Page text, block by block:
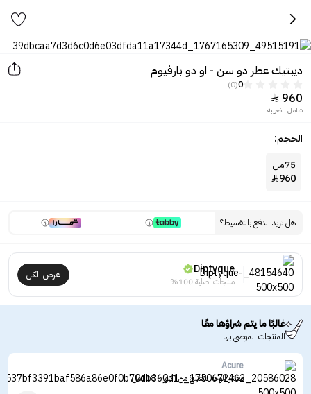
ديبتيك عطر دو سن - او دو بارفيوم
0
(0)
960

شامل الضريبة
الحجم:
75مل
960

هل تريد الدفع بالتقسيط؟
Diptyque
منتجات أصلية 100%
عرض الكل
غالبًا ما يتم شراؤها معًا
المنتجات الموصى بها
Acure
مقشر الوجه للتفتيح من اكيور - 118مل